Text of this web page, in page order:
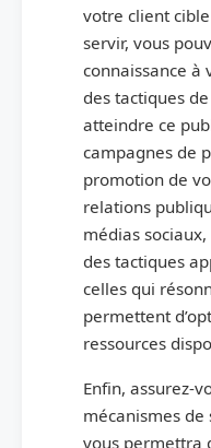
votre client
servir, vous
connaissance à
des tactiques
atteindre ce
campagnes de
promotion de
relations
médias
des tactiques
celles qui
permettent
ressources
Enfin, assurez-
mécanismes
vous permettra